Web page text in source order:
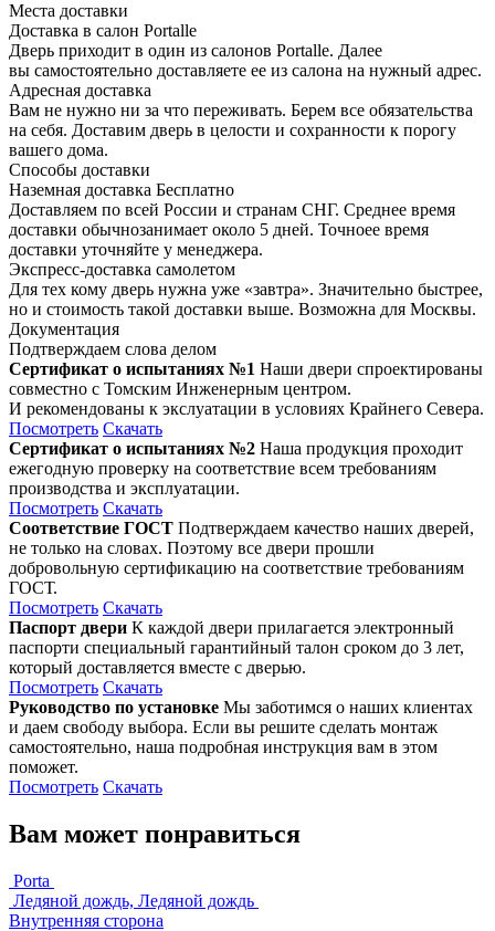
Места доставки
Доставка в салон Portalle
Дверь приходит в один из салонов Portalle. Далее
вы самостоятельно доставляете ее из салона на нужный адрес.
Адресная доставка
Вам не нужно ни за что переживать. Берем все обязательства
на себя. Доставим дверь в целости и сохранности к порогу
вашего дома.
Способы доставки
Наземная доставка Бесплатно
Доставляем по всей России и странам СНГ. Среднее время
доставки обычнозанимает около 5 дней. Точноее время
доставки уточняйте у менеджера.
Экспресс-доставка самолетом
Для тех кому дверь нужна уже «завтра». Значительно быстрее,
но и стоимость такой доставки выше. Возможна для Москвы.
Документация
Подтверждаем слова делом
Сертификат о испытаниях №1 Наши двери спроектированы
совместно с Томским Инженерным центром.
И рекомендованы к экслуатации в условиях Крайнего Севера.
Посмотреть Скачать
Сертификат о испытаниях №2 Наша продукция проходит
ежегодную проверку на соответствие всем требованиям
производства и эксплуатации.
Посмотреть Скачать
Соответствие ГОСТ Подтверждаем качество наших дверей,
не только на словах. Поэтому все двери прошли
добровольную сертификацию на соответствие требованиям
ГОСТ.
Посмотреть Скачать
Паспорт двери К каждой двери прилагается электронный
паспорти специальный гарантийный талон сроком до 3 лет,
который доставляется вместе с дверью.
Посмотреть Скачать
Руководство по установке Мы заботимся о наших клиентах
и даем свободу выбора. Если вы решите сделать монтаж
самостоятельно, наша подробная инструкция вам в этом
поможет.
Посмотреть Скачать
Вам может понравиться
Porta
Ледяной дождь, Ледяной дождь
Внутренняя сторона